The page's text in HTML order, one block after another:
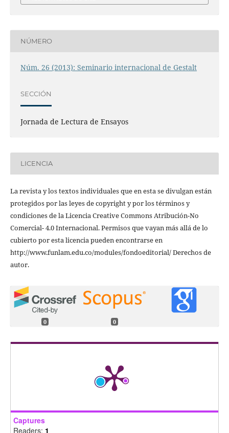
NÚMERO
Núm. 26 (2013): Seminario internacional de Gestalt
SECCIÓN
Jornada de Lectura de Ensayos
LICENCIA
La revista y los textos individuales que en esta se divulgan están
protegidos por las leyes de copyright y por los términos y
condiciones de la Licencia Creative Commons Atribución-No
Comercial- 4.0 Internacional. Permisos que vayan más allá de lo
cubierto por esta licencia pueden encontrarse en
http://www.funlam.edu.co/modules/fondoeditorial/ Derechos de
autor.
0 0
Captures
Readers: 1